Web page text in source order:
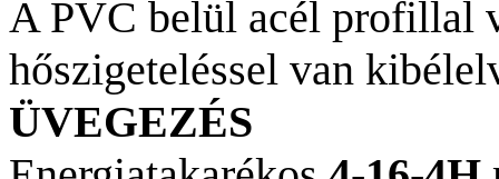
A PVC belül acél profillal
hőszigeteléssel van
ÜVEGEZÉS